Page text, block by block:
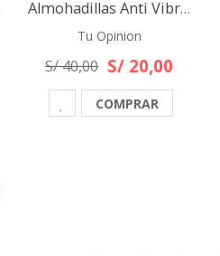
Almohadillas Anti Vibración Para Lavadora Secadora Electro
Tu Opinion
S/ 20,00
S/ 40,00
COMPRAR